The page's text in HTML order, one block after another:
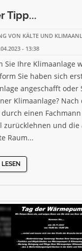
Tipp...
VON KÄLTE UND
- 13:38
Sie Ihre Klimaanlage
Sie haben sich
angeschafft oder
Klimaanlage?
einen
zurücklehnen und die
Raum...
LESEN